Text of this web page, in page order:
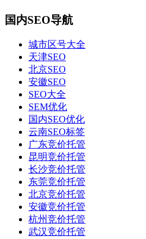
国内SEO导航
城市区号大全
天津SEO
北京SEO
安徽SEO
SEO大全
SEM优化
国内SEO优化
云南SEO标签
广东竞价托管
昆明竞价托管
长沙竞价托管
东莞竞价托管
北京竞价托管
安徽竞价托管
杭州竞价托管
武汉竞价托管